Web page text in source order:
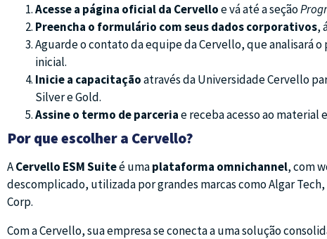
Acesse a página oficial da Cervelloe vá até a seção
Preencha o formulário com seus dados corporativos,
Aguarde o contato da equipe da Cervello, que analisará
inicial.
Inicie a capacitaçãoatravés da Universidade Cervello
Silver e Gold.
Assine o termo de parceriae receba acesso ao material
Por que escolher a Cervello?
ACervello ESM Suiteé umaplataforma omnichannel, com
descomplicado, utilizada por grandes marcas como Algar
Corp.
Com a Cervello, sua empresa se conecta a uma solução